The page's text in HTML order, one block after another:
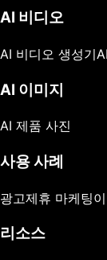
AI 비디오
AI 비디오 생성기
AI 이미지
AI 제품 사진
사용 사례
광고제휴 마케팅
리소스